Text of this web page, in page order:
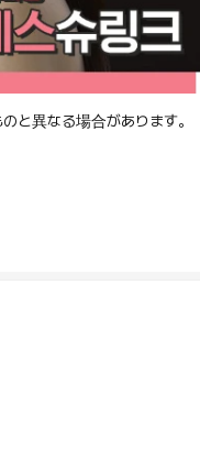
と異なる場合があります。